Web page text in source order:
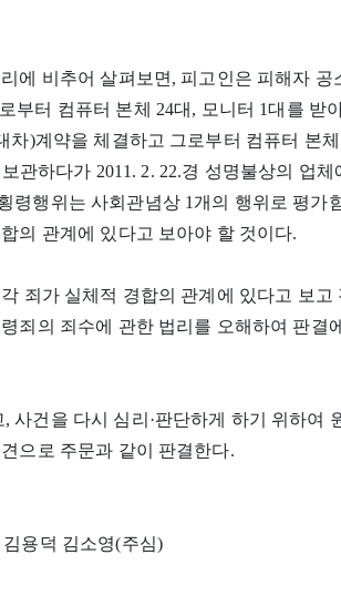
에 비추어 살펴보면, 피고인은 피해자 공
부터 컴퓨터 본체 24대, 모니터 1대를 받
차)계약을 체결하고 그로부터 컴퓨터 본
관하다가 2011. 2. 22.경 성명불상의 업
령행위는 사회관념상 1개의 행위로 평가
의 관계에 있다고 보아야 할 것이다.
죄가 실체적 경합의 관계에 있다고 보고
죄의 죄수에 관한 법리를 오해하여 판결
사건을 다시 심리·판단하게 하기 위하여
으로 주문과 같이 판결한다.
용덕 김소영(주심)